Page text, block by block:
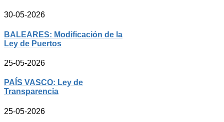
30-05-2026
BALEARES: Modificación de la
Ley de Puertos
25-05-2026
PAÍS VASCO: Ley de
Transparencia
25-05-2026